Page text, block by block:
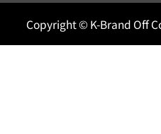
Copyright © K-Brand Off